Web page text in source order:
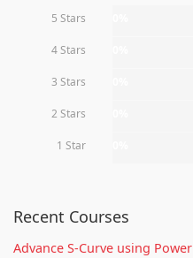
5 Stars
4 Stars
3 Stars
2 Stars
1 Star
Recent Courses
Advance S-Curve using Power